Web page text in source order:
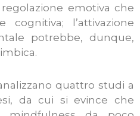
emotiva che
cognitiva; l’attivazione
potrebbe, dunque,
quattro studi a
da cui si evince che